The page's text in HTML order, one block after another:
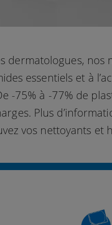
dermatologues,
essentiels et à
-75% à -77% de
Plus
vos nettoyants et